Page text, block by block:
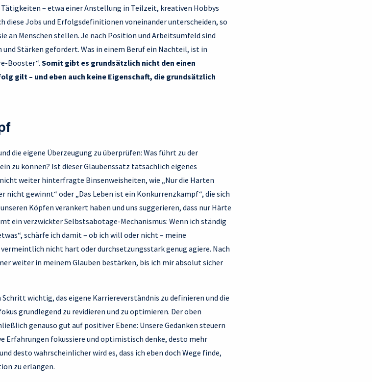
– etwa einer Anstellung in Teilzeit, kreativen Hobbys
diese Jobs und Erfolgsdefinitionen voneinander unterscheiden, so
an Menschen stellen. Je nach Position und Arbeitsumfeld sind
Stärken gefordert. Was in einem Beruf ein Nachteil, ist in
Booster“. Somit gibt es grundsätzlich nicht den einen
gilt – und eben auch keine Eigenschaft, die grundsätzlich
die eigene Überzeugung zu überprüfen: Was führt zu der
zu können? Ist dieser Glaubenssatz tatsächlich eigenes
weiter hinterfragte Binsenweisheiten, wie „Nur die Harten
nicht gewinnt“ oder „Das Leben ist ein Konkurrenzkampf“, die sich
Köpfen verankert haben und uns suggerieren, dass nur Härte
ein verzwickter Selbstsabotage-Mechanismus: Wenn ich ständig
schärfe ich damit – ob ich will oder nicht – meine
nicht hart oder durchsetzungsstark genug agiere. Nach
weiter in meinem Glauben bestärken, bis ich mir absolut sicher
wichtig, das eigene Karriereverständnis zu definieren und die
grundlegend zu revidieren und zu optimieren. Der oben
genauso gut auf positiver Ebene: Unsere Gedanken steuern
Erfahrungen fokussiere und optimistisch denke, desto mehr
desto wahrscheinlicher wird es, dass ich eben doch Wege finde,
zu erlangen.